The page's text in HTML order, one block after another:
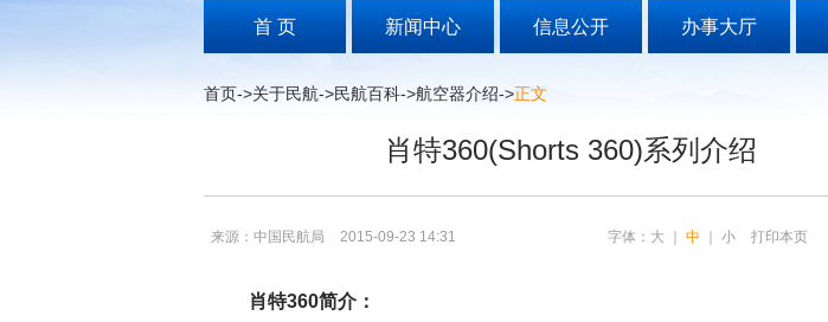
首 页 新闻中心 信息公开 办事大厅
首页->关于民航->民航百科->航空器介绍->正文
肖特360(Shorts 360)系列介绍
来源：中国民航局 2015-09-23 14:31 字体： 大 中 小 打印本页
肖特360简介：